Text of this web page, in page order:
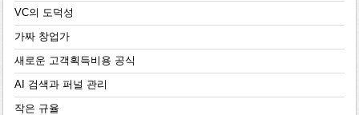
VC의 도덕성
가짜 창업가
새로운 고객획득비용 공식
AI 검색과 퍼널 관리
작은 규율